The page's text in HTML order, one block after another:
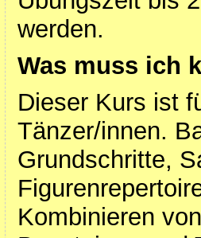
werden.
Was muss ich
Dieser Kurs ist
Tänzer/innen.
Grundschritte,
Kombinieren